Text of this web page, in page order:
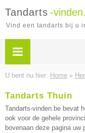
Tandarts -
Vind een tandarts bij u
U bent nu hier: Home »
Tandarts Thuin
Tandarts-vinden.be bevat
ook voor de gehele
bovenaan deze pagina